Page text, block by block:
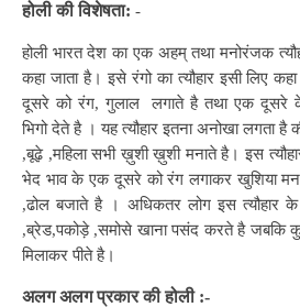
होली की विशेषता: -
होली भारत देश का एक अहम् तथा मनोरंजक
कहा जाता है। इसे रंगो का त्यौहार इसी लिए
दूसरे को रंग, गुलाल लगाते है तथा एक दूसरे
भिगो देते है । यह त्यौहार इतना अनोखा लगता
,बूढ़े ,महिला सभी ख़ुशी ख़ुशी मनाते है। इस
भेद भाव के एक दूसरे को रंग लगाकर खुशिया
,ढोल बजाते है । अधिकतर लोग इस त्यौहार
,ब्रेड,पकोड़े ,समोसे खाना पसंद करते है जबकि
मिलाकर पीते है।
अलग अलग प्रकार की होली :-